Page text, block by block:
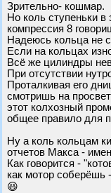
Зрительно- кошмар.
Но коль ступеньки
компрессия 8
Надеюсь кольца не
Если на кольцах
Всё же цилиндры
При отсутствии
Проталкивая его
смотришь на
этот колхозный
общее правило для
Ну а коль кольцам
отчетов Макса -
Как говорится -
как мотор соберёшь
😆